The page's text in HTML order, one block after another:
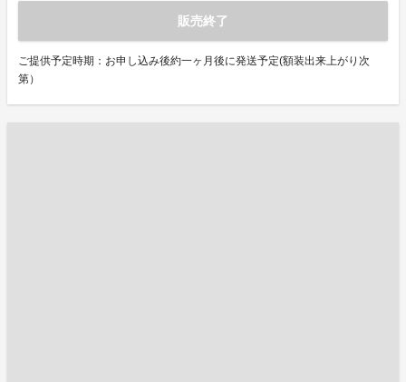
販売終了
ご提供予定時期：お申し込み後約一ヶ月後に発送予定(額装出来上がり次
第）